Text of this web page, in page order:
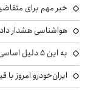
خبر مهم برای متقاضیان
هواشناسی هشدار داد:
به این ۵ دلیل اساسی؛ آمریکا بازنده جنگ ایران است
ایران‌خودرو امروز با